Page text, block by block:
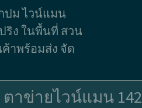
ปม ไวน์แมน
ริง ในพื้นที่ สวน
าพร้อมส่ง จัด
ตาข่ายไวน์แมน 142